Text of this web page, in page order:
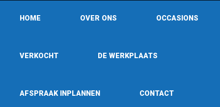
HOME OVER ONS OCCASIONS
VERKOCHT DE WERKPLAATS
AFSPRAAK INPLANNEN CONTACT